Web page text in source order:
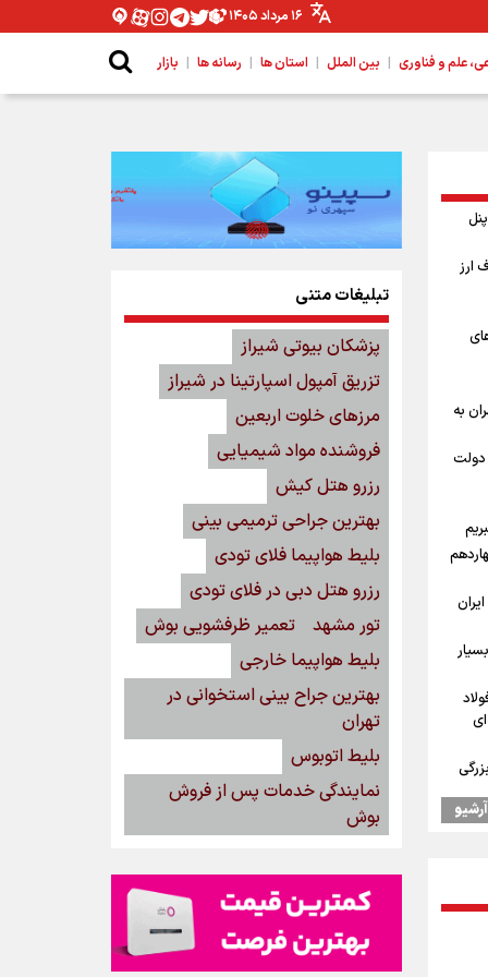
۱۶ مرداد ۱۴۰۵
علم و فناوری | بین الملل | استان ها | رسانه ها | بازار
پنل
ارز
به
دولت
ایران
به
آرشیو
تبلیغات متنی
پزشکان بیوتی شیراز
تزریق آمپول اسپارتینا در شیراز
مرزهای خلوت اربعین
فروشنده مواد شیمیایی
رزرو هتل کیش
بهترین جراحی ترمیمی بینی
بلیط هواپیما فلای تودی
رزرو هتل دبی در فلای تودی
تور مشهد
تعمیر ظرفشویی بوش
بلیط هواپیما خارجی
بهترین جراح بینی استخوانی در
تهران
بلیط اتوبوس
نمایندگی خدمات پس از فروش
بوش